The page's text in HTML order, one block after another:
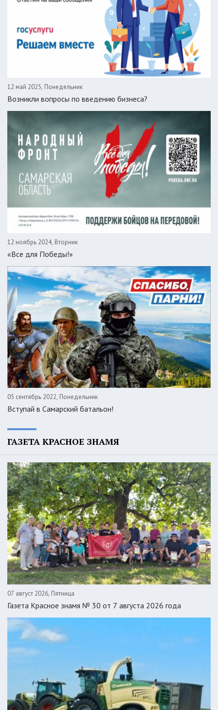
12 май 2025, Понедельник
Возникли вопросы по введению бизнеса?
12 ноябрь 2024, Вторник
«Все для Победы!»
05 сентябрь 2022, Понедельник
Вступай в Самарский батальон!
ГАЗЕТА КРАСНОЕ ЗНАМЯ
07 август 2026, Пятница
Газета Красное знамя № 30 от 7 августа 2026 года